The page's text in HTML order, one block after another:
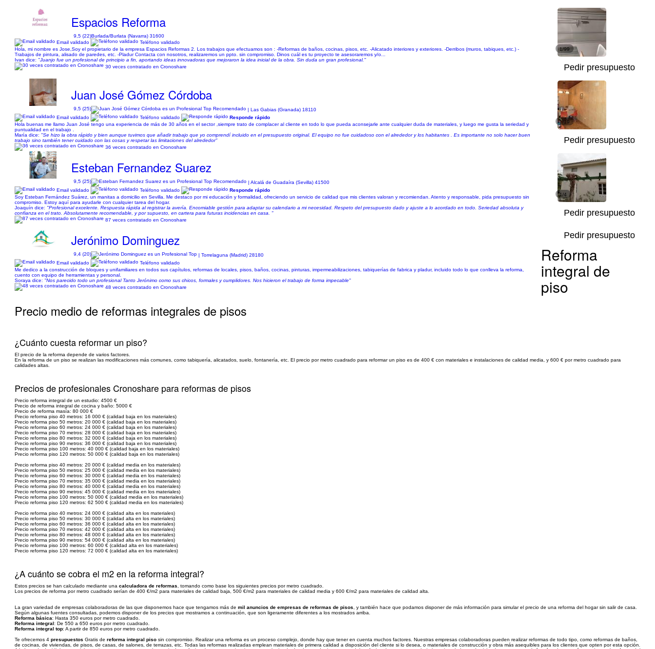
Espacios Reforma
9,5 (22)Burlada/Burlata (Navarra) 31600
Email validado
Teléfono validado
Hola, mi nombre es Jose,Soy el propietario de la empresa Espacios Reformas 2. Los trabajos que efectuamos son : -Reformas de baños, cocinas, pisos, etc. -Alicatado interiores y exteriores. -Derribos (muros, tabiques, etc.) -
Trabajos de pintura, alisado de paredes, etc. -Pladur Contacta con nosotros, realizaremos un ppto. sin compromiso. Dinos cuál es tu proyecto te asesoraremos y/o...
Ivan dice: "Juanjo fue un profesional de principio a fin, aportando ideas innovadoras que mejoraron la idea inicial de la obra. Sin duda un gran profesional."
30 veces contratado en Cronoshare
1/99
Pedir presupuesto
Juan José Gómez Córdoba
9,5 (25)
| Las Gabias (Granada) 18110
Email validado
Teléfono validado
Responde rápido
Hola buenas me llamo Juan José tengo una experiencia de más de 30 años en el sector ,siempre trato de complacer al cliente en todo lo que pueda aconsejarle ante cualquier duda de materiales, y luego me gusta la seriedad y
puntualidad en el trabajo .
María dice: "Se hizo la obra rápido y bien aunque tuvimos que añadir trabajo que yo comprendí incluido en el presupuesto original. El equipo no fue cuidadoso con el alrededor y los habitantes . Es importante no solo hacer buen
trabajo sino también tener cuidado con las cosas y respetar las limitaciones del alrededor"
36 veces contratado en Cronoshare
1/19
Pedir presupuesto
Esteban Fernandez Suarez
9,5 (25)
| Alcalá de Guadaíra (Sevilla) 41500
Email validado
Teléfono validado
Responde rápido
Soy Esteban Fernández Suárez, un manitas a domicilio en Sevilla. Me destaco por mi educación y formalidad, ofreciendo un servicio de calidad que mis clientes valoran y recomiendan. Atento y responsable, pida presupuesto sin
compromiso. Estoy aquí para ayudarle con cualquier tarea del hogar.
Joaquín dice: "Profesional excelente. Respuesta rápida al registrar la avería. Encomiable gestión para adaptar su calendario a mi necesidad. Respeto del presupuesto dado y ajuste a lo acordado en todo. Seriedad absoluta y
confianza en el trato. Absolutamente recomendable, y por supuesto, en cartera para futuras incidencias en casa. "
87 veces contratado en Cronoshare
1/4
Pedir presupuesto
Jerónimo Dominguez
9,4 (20)
| Torrelaguna (Madrid) 28180
Email validado
Teléfono validado
Me dedico a la construcción de bloques y unifamiliares en todos sus capítulos, reformas de locales, pisos, baños, cocinas, pinturas, impermeabilizaciones, tabiquerías de fabrica y pladur, incluido todo lo que conlleva la reforma,
cuento con equipo de herramientas y personal.
Soraya dice: "Nos parecido todo un profesional Tanto Jerónimo como sus chicos, formales y cumplidores. Nos hicieron el trabajo de forma impecable"
48 veces contratado en Cronoshare
Pedir presupuesto
Reforma
integral de
piso
Precio medio de reformas integrales de pisos
¿Cuánto cuesta reformar un piso?
El precio de la reforma depende de varios factores.
En la reforma de un piso se realizan las modificaciones más comunes, como tabiquería, alicatados, suelo, fontanería, etc. El precio por metro cuadrado para reformar un piso es de 400 € con materiales e instalaciones de calidad media, y 600 € por metro cuadrado para
calidades altas.
Precios de profesionales Cronoshare para reformas de pisos
Precio reforma integral de un estudio: 4500 €
Precio de reforma integral de cocina y baño: 5000 €
Precio de reforma masía: 80 000 €
Precio reforma piso 40 metros: 16 000 € (calidad baja en los materiales)
Precio reforma piso 50 metros: 20 000 € (calidad baja en los materiales)
Precio reforma piso 60 metros: 24 000 € (calidad baja en los materiales)
Precio reforma piso 70 metros: 28 000 € (calidad baja en los materiales)
Precio reforma piso 80 metros: 32 000 € (calidad baja en los materiales)
Precio reforma piso 90 metros: 36 000 € (calidad baja en los materiales)
Precio reforma piso 100 metros: 40 000 € (calidad baja en los materiales)
Precio reforma piso 120 metros: 50 000 € (calidad baja en los materiales)
Precio reforma piso 40 metros: 20 000 € (calidad media en los materiales)
Precio reforma piso 50 metros: 25 000 € (calidad media en los materiales)
Precio reforma piso 60 metros: 30 000 € (calidad media en los materiales)
Precio reforma piso 70 metros: 35 000 € (calidad media en los materiales)
Precio reforma piso 80 metros: 40 000 € (calidad media en los materiales)
Precio reforma piso 90 metros: 45 000 € (calidad media en los materiales)
Precio reforma piso 100 metros: 50 000 € (calidad media en los materiales)
Precio reforma piso 120 metros: 62 500 € (calidad media en los materiales)
Precio reforma piso 40 metros: 24 000 € (calidad alta en los materiales)
Precio reforma piso 50 metros: 30 000 € (calidad alta en los materiales)
Precio reforma piso 60 metros: 36 000 € (calidad alta en los materiales)
Precio reforma piso 70 metros: 42 000 € (calidad alta en los materiales)
Precio reforma piso 80 metros: 48 000 € (calidad alta en los materiales)
Precio reforma piso 90 metros: 54 000 € (calidad alta en los materiales)
Precio reforma piso 100 metros: 60 000 € (calidad alta en los materiales)
Precio reforma piso 120 metros: 72 000 € (calidad alta en los materiales)
¿A cuánto se cobra el m2 en la reforma integral?
Estos precios se han calculado mediante una calculadora de reformas , tomando como base los siguientes precios por metro cuadrado.
Los precios de reforma por metro cuadrado serían de 400 €/m2 para materiales de calidad baja, 500 €/m2 para materiales de calidad media y 600 €/m2 para materiales de calidad alta.
La gran variedad de empresas colaboradoras de las que disponemos hace que tengamos más de mil anuncios de empresas de reformas de pisos , y también hace que podamos disponer de más información para simular el precio de una reforma del hogar sin salir de casa.
Según algunas fuentes consultadas, podemos disponer de los precios que mostramos a continuación, que son ligeramente diferentes a los mostrados arriba.
Reforma básica: Hasta 350 euros por metro cuadrado.
Reforma integral: De 550 a 650 euros por metro cuadrado.
Reforma integral top: A partir de 850 euros por metro cuadrado.
Te ofrecemos 4 presupuestos Gratis de reforma integral piso sin compromiso. Realizar una reforma es un proceso complejo, donde hay que tener en cuenta muchos factores. Nuestras empresas colaboradoras pueden realizar reformas de todo tipo, como reformas de baños,
de cocinas, de viviendas, de pisos, de casas, de salones, de terrazas, etc. Todas las reformas realizadas emplean materiales de primera calidad a disposición del cliente si lo desea, o materiales de construcción y obra más asequibles para los clientes que opten por esta opción.